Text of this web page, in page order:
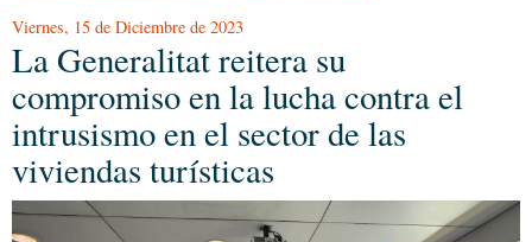
Viernes, 15 de Diciembre de 2023
La Generalitat reitera su
compromiso en la lucha contra el
intrusismo en el sector de las
viviendas turísticas